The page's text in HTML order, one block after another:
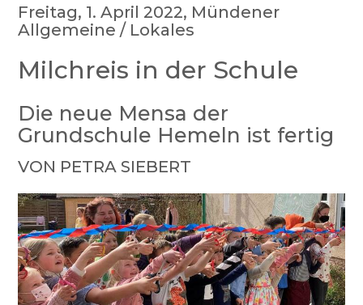
Freitag, 1. April 2022, Mündener
Allgemeine / Lokales
Milchreis in der Schule
Die neue Mensa der
Grundschule Hemeln ist fertig
VON PETRA SIEBERT